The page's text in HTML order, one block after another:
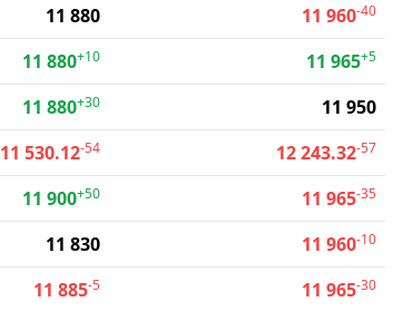
11 880 11 960-40
11 880+10 11 965+5
11 880+30
11 950
11 530.12-54 12 243.32-57
11 900+50 11 965-35
11 830 11 960-10
11 885-5 11 965-30